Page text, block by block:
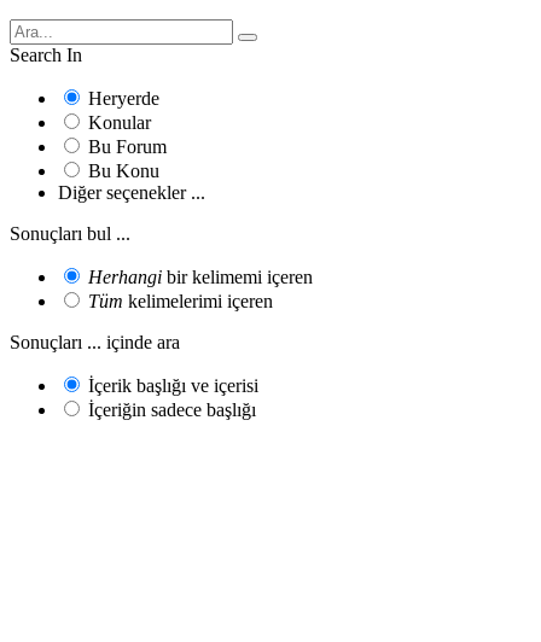
Search In
Heryerde
Konular
Bu Forum
Bu Konu
Diğer seçenekler ...
Sonuçları bul ...
Herhangi bir kelimemi içeren
Tüm kelimelerimi içeren
Sonuçları ... içinde ara
İçerik başlığı ve içerisi
İçeriğin sadece başlığı